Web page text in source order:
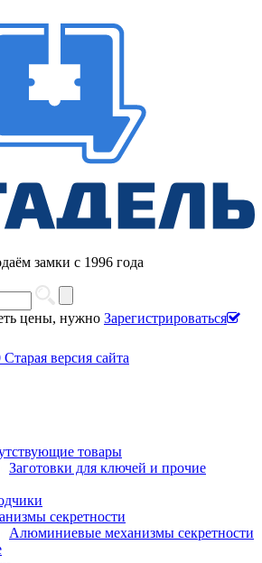
замки с 1996 года
цены, нужно Зарегистрироваться
Старая версия сайта
товары
Заготовки для ключей и прочие
секретности
Алюминиевые механизмы секретности